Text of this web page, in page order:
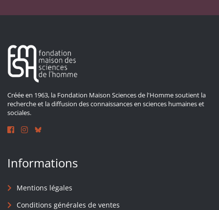
Créée en 1963, la Fondation Maison Sciences de l'Homme soutient la
recherche et la diffusion des connaissances en sciences humaines et
sociales.
Informations
Mentions légales
Conditions générales de ventes